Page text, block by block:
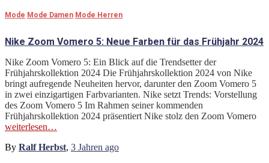
Mode Mode Damen Mode Herren
Nike Zoom Vomero 5: Neue Farben für das Frühjahr 2024
Nike Zoom Vomero 5: Ein Blick auf die Trendsetter der
Frühjahrskollektion 2024 Die Frühjahrskollektion 2024 von Nike
bringt aufregende Neuheiten hervor, darunter den Zoom Vomero 5
in zwei einzigartigen Farbvarianten. Nike setzt Trends: Vorstellung
des Zoom Vomero 5 Im Rahmen seiner kommenden
Frühjahrskollektion 2024 präsentiert Nike stolz den Zoom Vomero
weiterlesen…
By Ralf Herbst, 3 Jahren ago